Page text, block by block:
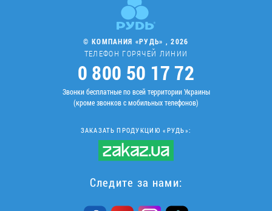
© КОМПАНИЯ «РУДЬ» , 2026
ТЕЛЕФОН ГОРЯЧЕЙ ЛИНИИ
0 800 50 17 72
Звонки бесплатные по всей территории Украины
(кроме звонков с мобильных телефонов)
ЗАКАЗАТЬ ПРОДУКЦИЮ «РУДЬ»:
Следите за нами: